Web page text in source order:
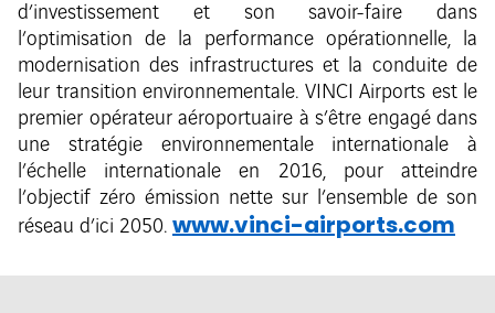
d’investissement et son savoir-faire dans
l’optimisation de la performance opérationnelle, la
modernisation des infrastructures et la conduite de
leur transition environnementale. VINCI Airports est le
premier opérateur aéroportuaire à s’être engagé dans
une stratégie environnementale internationale à
l’échelle internationale en 2016, pour atteindre
l’objectif zéro émission nette sur l’ensemble de son
réseau d’ici 2050. www.vinci-airports.com